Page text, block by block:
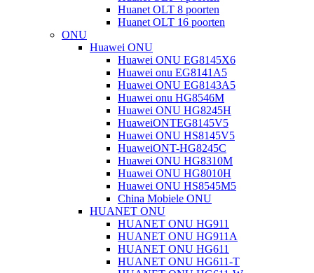
Huanet OLT 8 poorten
Huanet OLT 16 poorten
ONU
Huawei ONU
Huawei ONU EG8145X6
Huawei onu EG8141A5
Huawei ONU EG8143A5
Huawei onu HG8546M
Huawei ONU HG8245H
HuaweiONTEG8145V5
Huawei ONU HS8145V5
HuaweiONT-HG8245C
Huawei ONU HG8310M
Huawei ONU HG8010H
Huawei ONU HS8545M5
China Mobiele ONU
HUANET ONU
HUANET ONU HG911
HUANET ONU HG911A
HUANET ONU HG611
HUANET ONU HG611-T